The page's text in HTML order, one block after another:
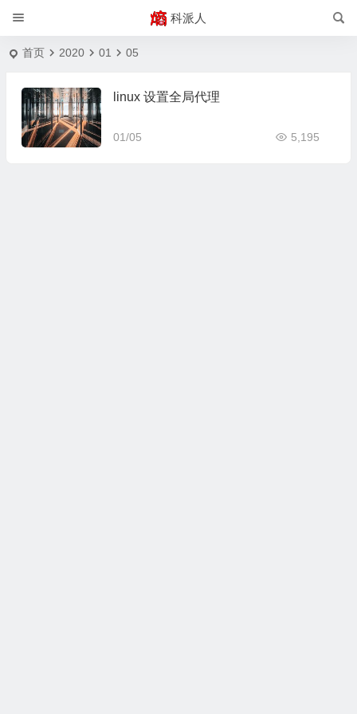
科派人
首页 2020 01 05
linux 设置全局代理
01/05 5,195